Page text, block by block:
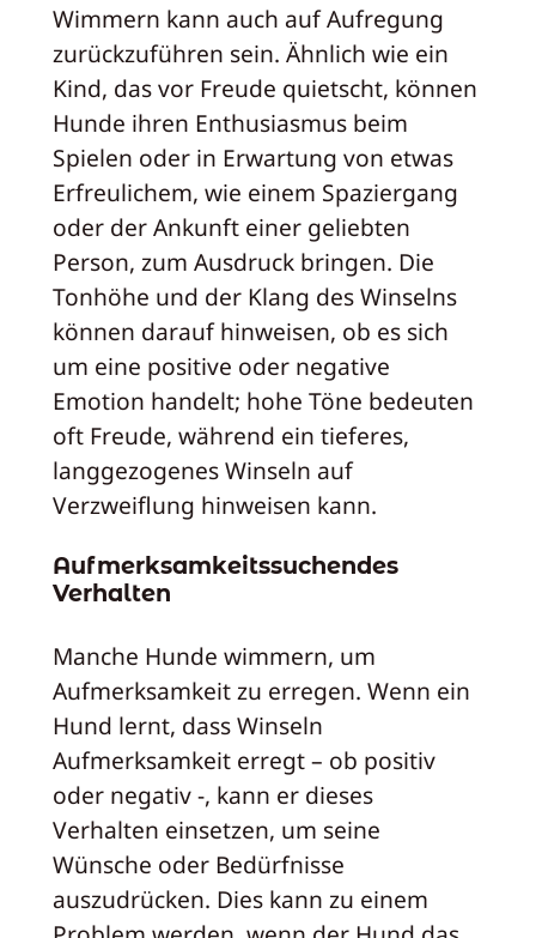
Wimmern kann auch auf Aufregung
zurückzuführen sein. Ähnlich wie ein
Kind, das vor Freude quietscht, können
Hunde ihren Enthusiasmus beim
Spielen oder in Erwartung von etwas
Erfreulichem, wie einem Spaziergang
oder der Ankunft einer geliebten
Person, zum Ausdruck bringen. Die
Tonhöhe und der Klang des Winselns
können darauf hinweisen, ob es sich
um eine positive oder negative
Emotion handelt; hohe Töne bedeuten
oft Freude, während ein tieferes,
langgezogenes Winseln auf
Verzweiflung hinweisen kann.
Aufmerksamkeitssuchendes
Verhalten
Manche Hunde wimmern, um
Aufmerksamkeit zu erregen. Wenn ein
Hund lernt, dass Winseln
Aufmerksamkeit erregt – ob positiv
oder negativ -, kann er dieses
Verhalten einsetzen, um seine
Wünsche oder Bedürfnisse
auszudrücken. Dies kann zu einem